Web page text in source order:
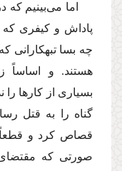
اما مى‌بینیم كه
پاداش و كیفرى
چه بسا تبهكارانى
هستند. و اساساً
بسیارى از كارها
گناه را به قتل
قصاص كرد و قطعاً
صورتى كه